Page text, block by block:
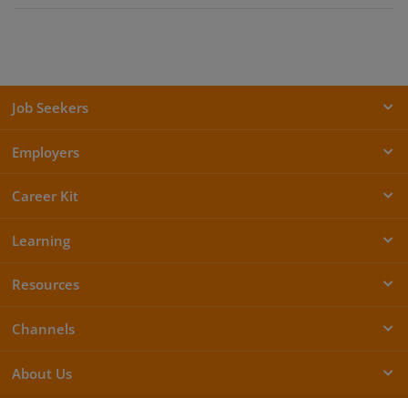
Job Seekers
Employers
Career Kit
Learning
Resources
Channels
About Us